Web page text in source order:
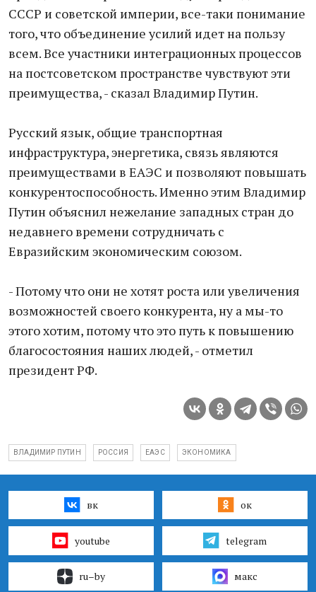
СССР и советской империи, все-таки понимание
того, что объединение усилий идет на пользу
всем. Все участники интеграционных процессов
на постсоветском пространстве чувствуют эти
преимущества, - сказал Владимир Путин.
Русский язык, общие транспортная
инфраструктура, энергетика, связь являются
преимуществами в ЕАЭС и позволяют повышать
конкурентоспособность. Именно этим Владимир
Путин объяснил нежелание западных стран до
недавнего времени сотрудничать с
Евразийским экономическим союзом.
- Потому что они не хотят роста или увеличения
возможностей своего конкурента, ну а мы-то
этого хотим, потому что это путь к повышению
благосостояния наших людей, - отметил
президент РФ.
ВЛАДИМИР ПУТИН РОССИЯ ЕАЭС ЭКОНОМИКА
вк ок
youtube telegram
ru–by макс